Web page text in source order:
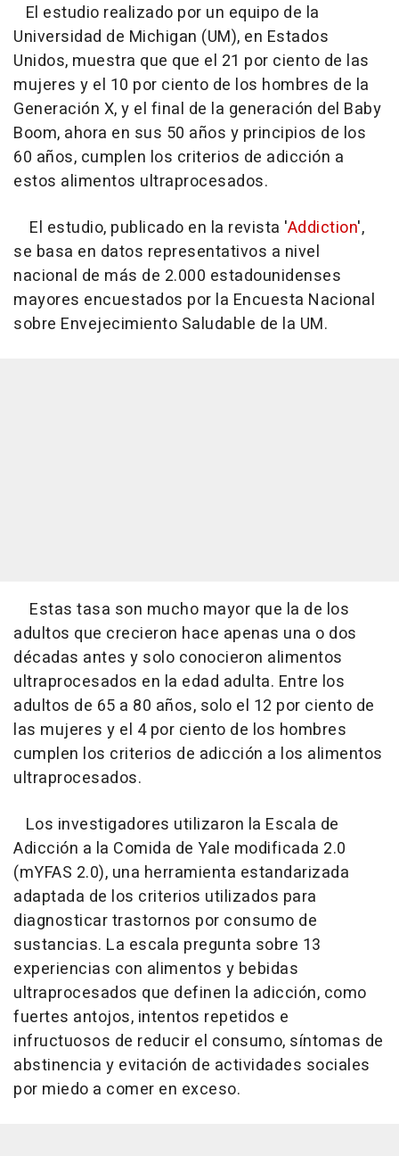
El estudio realizado por un equipo de la
Universidad de Michigan (UM), en Estados
Unidos, muestra que que el 21 por ciento de las
mujeres y el 10 por ciento de los hombres de la
Generación X, y el final de la generación del Baby
Boom, ahora en sus 50 años y principios de los
60 años, cumplen los criterios de adicción a
estos alimentos ultraprocesados.
El estudio, publicado en la revista 'Addiction',
se basa en datos representativos a nivel
nacional de más de 2.000 estadounidenses
mayores encuestados por la Encuesta Nacional
sobre Envejecimiento Saludable de la UM.
Estas tasa son mucho mayor que la de los
adultos que crecieron hace apenas una o dos
décadas antes y solo conocieron alimentos
ultraprocesados en la edad adulta. Entre los
adultos de 65 a 80 años, solo el 12 por ciento de
las mujeres y el 4 por ciento de los hombres
cumplen los criterios de adicción a los alimentos
ultraprocesados.
Los investigadores utilizaron la Escala de
Adicción a la Comida de Yale modificada 2.0
(mYFAS 2.0), una herramienta estandarizada
adaptada de los criterios utilizados para
diagnosticar trastornos por consumo de
sustancias. La escala pregunta sobre 13
experiencias con alimentos y bebidas
ultraprocesados que definen la adicción, como
fuertes antojos, intentos repetidos e
infructuosos de reducir el consumo, síntomas de
abstinencia y evitación de actividades sociales
por miedo a comer en exceso.